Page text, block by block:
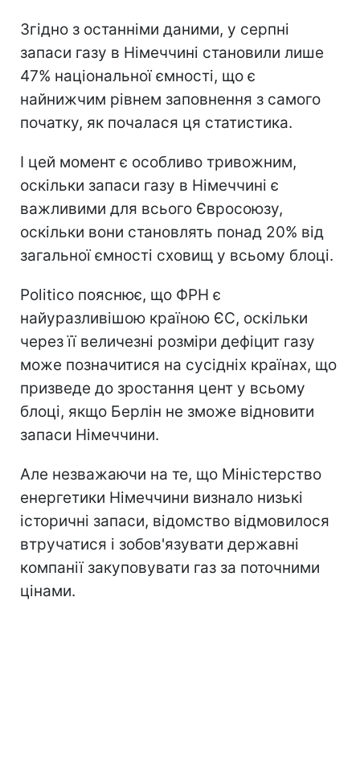
Згідно з останніми даними, у серпні
запаси газу в Німеччині становили лише
47% національної ємності, що є
найнижчим рівнем заповнення з самого
початку, як почалася ця статистика.
І цей момент є особливо тривожним,
оскільки запаси газу в Німеччині є
важливими для всього Євросоюзу,
оскільки вони становлять понад 20% від
загальної ємності сховищ у всьому блоці.
Politico пояснює, що ФРН є
найуразливішою країною ЄС, оскільки
через її величезні розміри дефіцит газу
може позначитися на сусідніх країнах, що
призведе до зростання цент у всьому
блоці, якщо Берлін не зможе відновити
запаси Німеччини.
Але незважаючи на те, що Міністерство
енергетики Німеччини визнало низькі
історичні запаси, відомство відмовилося
втручатися і зобов'язувати державні
компанії закуповувати газ за поточними
цінами.